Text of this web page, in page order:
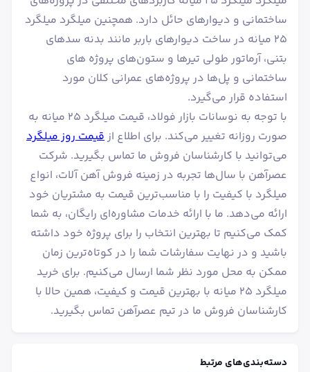
ساختمانی و دیوارهای حائل دارد. همچنین میلگرد میلگرد
۲۵ میانه در ساخت دیوارهای باربر مانند بدنه سدهای
بتنی، آرماتور طولی تیرها و ستون‌های پروژه های
ساختمانی و پل‌ها در پروژه‌های عمرانی کلان مورد
استفاده قرار می‌گیرد.
با توجه به نوسانات بازار فولاد، قیمت میلگرد ۲۵ میانه به
صورت روزانه تغییر می‌کند. برای اطلاع ازقیمت روز میلگرد
می‌توانید با کارشناسان فروش ما تماس بگیرید. شرکت
عصرآهن با سال‌ها تجربه در زمینه فروش آهن آلات، انواع
میلگرد با کیفیت را با مناسب‌ترین قیمت به مشتریان خود
ارائه می‌دهد. ما با ارائه خدمات مشاوره‌ای رایگان، به شما
کمک می‌کنیم تا بهترین انتخاب را برای پروژه خود داشته
باشید و در نهایت سفارشات شما را در کوتاه‌ترین زمان
ممکن به محل مورد نظر شما ارسال می‌کنیم. برای خرید
میلگرد ۲۵ میانه با بهترین قیمت و کیفیت، همین حالا با
کارشناسان فروش ما در تیم عصرآهن تماس بگیرید.
دسته‌بندی‌های مرتبط